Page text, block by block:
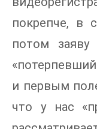
покрепче, в
потом
и первым
что у нас